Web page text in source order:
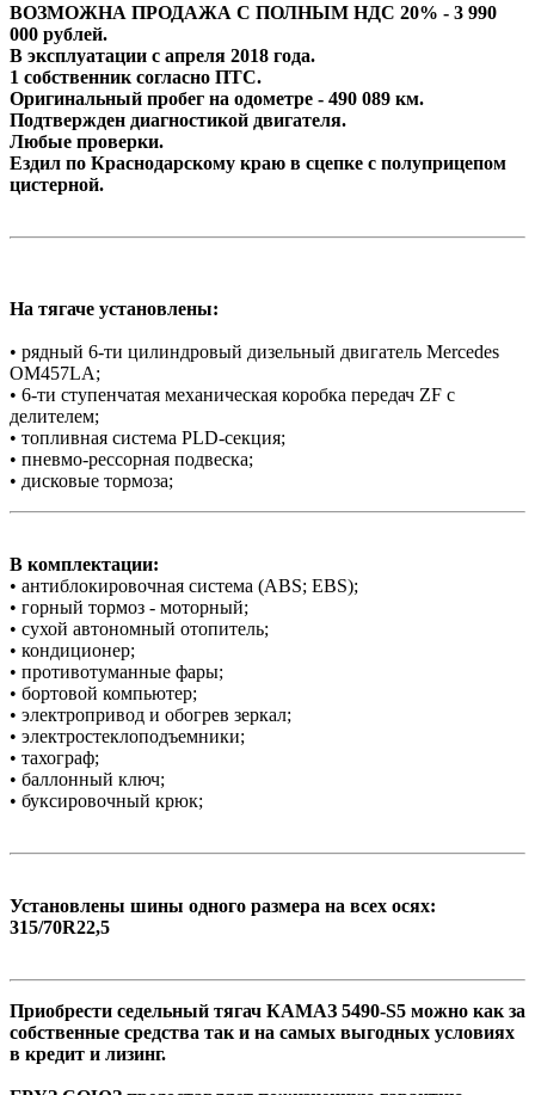
ВОЗМОЖНА ПРОДАЖА С ПОЛНЫМ НДС 20% - 3 990
000 рублей.
В эксплуатации с апреля 2018 года.
1 собственник согласно ПТС.
Оригинальный пробег на одометре - 490 089 км.
Подтвержден диагностикой двигателя.
Любые проверки.
Ездил по Краснодарскому краю в сцепке с полуприцепом
цистерной.
На тягаче установлены:
• рядный 6-ти цилиндровый дизельный двигатель Mercedes
OM457LA;
• 6-ти ступенчатая механическая коробка передач ZF с
делителем;
• топливная система PLD-секция;
• пневмо-рессорная подвеска;
• дисковые тормоза;
В комплектации:
• антиблокировочная система (ABS; EBS);
• горный тормоз - моторный;
• сухой автономный отопитель;
• кондиционер;
• противотуманные фары;
• бортовой компьютер;
• электропривод и обогрев зеркал;
• электростеклоподъемники;
• тахограф;
• баллонный ключ;
• буксировочный крюк;
Установлены шины одного размера на всех осях:
315/70R22,5
Приобрести седельный тягач КАМАЗ 5490-S5 можно как за
собственные средства так и на самых выгодных условиях
в кредит и лизинг.